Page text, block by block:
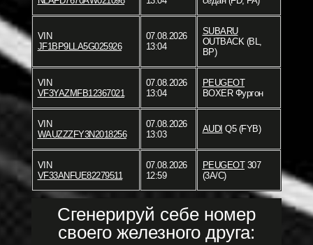
VIN
JF1BP9LLA5G025926
07.08.2026
13:04
SUBARU
OUTBACK (BL,
BP)
VIN
VF3YAZMFB12367021
07.08.2026
13:04
PEUGEOT
BOXER Фургон
VIN
WAUZZZFY3N2018256
07.08.2026
13:03
AUDI Q5 (FYB)
VIN
VF33ANFUE82279511
07.08.2026
12:59
PEUGEOT307
(3A/C)
Сгенерируй себе номер
своего железного друга: